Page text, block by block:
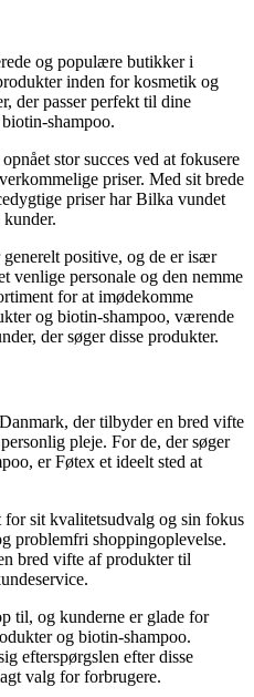
og populære butikker i
inden for kosmetik og
der passer perfekt til dine
shampoo.
stor succes ved at fokusere
priser. Med sit brede
priser har Bilka vundet
positive, og de er især
venlige personale og den nemme
for at imødekomme
og biotin-shampoo, værende
der søger disse produkter.
der tilbyder en bred vifte
pleje. For de, der søger
er Føtex et ideelt sted at
for sit kvalitetsudvalg og sin fokus
problemfri shoppingoplevelse.
bred vifte af produkter til
til, og kunderne er glade for
og biotin-shampoo.
efterspørgslen efter disse
valg for forbrugere.